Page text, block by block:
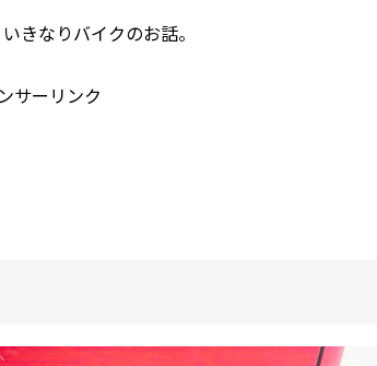
きなりバイクのお話。
サーリンク